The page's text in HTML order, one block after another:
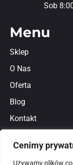
Cenimy
Używamy plików
Sob
Menu
Sklep
O Nas
Oferta
Blog
Kontakt
Polityka